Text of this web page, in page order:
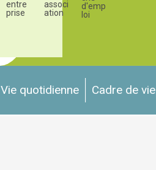
entre
prise
associ
ation
d'emp
loi
Vie quotidienne Cadre de vie